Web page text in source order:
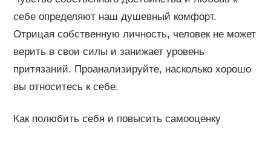
себе определяют наш душевный комфорт.
Отрицая собственную личность, человек не может
верить в свои силы и занижает уровень
притязаний. Проанализируйте, насколько хорошо
вы относитесь к себе.
Как полюбить себя и повысить самооценку